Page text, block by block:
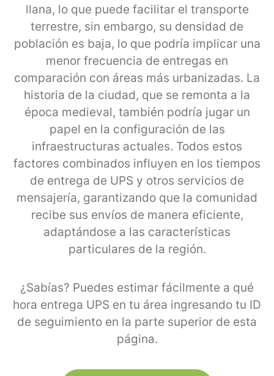
llana, lo que puede facilitar el transporte
terrestre, sin embargo, su densidad de
población es baja, lo que podría implicar una
menor frecuencia de entregas en
comparación con áreas más urbanizadas. La
historia de la ciudad, que se remonta a la
época medieval, también podría jugar un
papel en la configuración de las
infraestructuras actuales. Todos estos
factores combinados influyen en los tiempos
de entrega de UPS y otros servicios de
mensajería, garantizando que la comunidad
recibe sus envíos de manera eficiente,
adaptándose a las características
particulares de la región.
¿Sabías? Puedes estimar fácilmente a qué
hora entrega UPS en tu área ingresando tu ID
de seguimiento en la parte superior de esta
página.